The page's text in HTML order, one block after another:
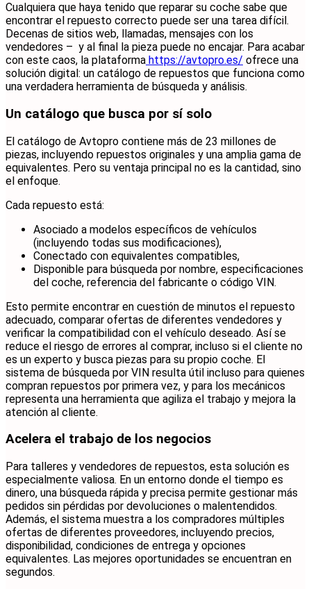
Cualquiera que haya tenido que reparar su coche sabe que
encontrar el repuesto correcto puede ser una tarea difícil.
Decenas de sitios web, llamadas, mensajes con los
vendedores – y al final la pieza puede no encajar. Para acabar
con este caos, la plataforma https://avtopro.es/ ofrece una
solución digital: un catálogo de repuestos que funciona como
una verdadera herramienta de búsqueda y análisis.
Un catálogo que busca por sí solo
El catálogo de Avtopro contiene más de 23 millones de
piezas, incluyendo repuestos originales y una amplia gama de
equivalentes. Pero su ventaja principal no es la cantidad, sino
el enfoque.
Cada repuesto está:
Asociado a modelos específicos de vehículos
(incluyendo todas sus modificaciones),
Conectado con equivalentes compatibles,
Disponible para búsqueda por nombre, especificaciones
del coche, referencia del fabricante o código VIN.
Esto permite encontrar en cuestión de minutos el repuesto
adecuado, comparar ofertas de diferentes vendedores y
verificar la compatibilidad con el vehículo deseado. Así se
reduce el riesgo de errores al comprar, incluso si el cliente no
es un experto y busca piezas para su propio coche. El
sistema de búsqueda por VIN resulta útil incluso para quienes
compran repuestos por primera vez, y para los mecánicos
representa una herramienta que agiliza el trabajo y mejora la
atención al cliente.
Acelera el trabajo de los negocios
Para talleres y vendedores de repuestos, esta solución es
especialmente valiosa. En un entorno donde el tiempo es
dinero, una búsqueda rápida y precisa permite gestionar más
pedidos sin pérdidas por devoluciones o malentendidos.
Además, el sistema muestra a los compradores múltiples
ofertas de diferentes proveedores, incluyendo precios,
disponibilidad, condiciones de entrega y opciones
equivalentes. Las mejores oportunidades se encuentran en
segundos.